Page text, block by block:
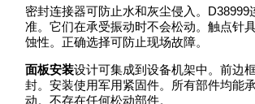
密封连接器可防止水和灰尘侵入。D38999
准。它们在承受振动时不会松动。触点针
蚀性。正确选择可防止现场故障。
面板安装设计可集成到设备机架中。前边
封。安装使用军用紧固件。所有部件均能
动。不存在任何松动部件。